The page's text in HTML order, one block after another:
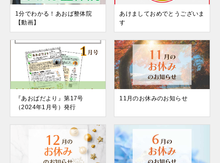
1分でわかる！あおば整体院
【動画】
あけましておめでとうございま
す
『あおばだより』第17号
（2024年1月号）発行
11月のお休みのお知らせ